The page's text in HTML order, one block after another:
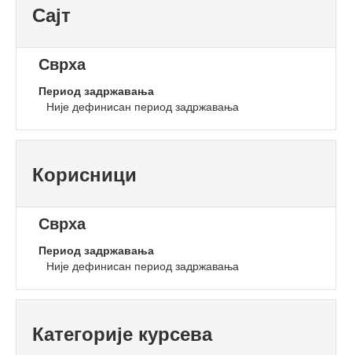
Сајт
Сврха
Период задржавања
Није дефинисан период задржавања
Корисници
Сврха
Период задржавања
Није дефинисан период задржавања
Категорије курсева